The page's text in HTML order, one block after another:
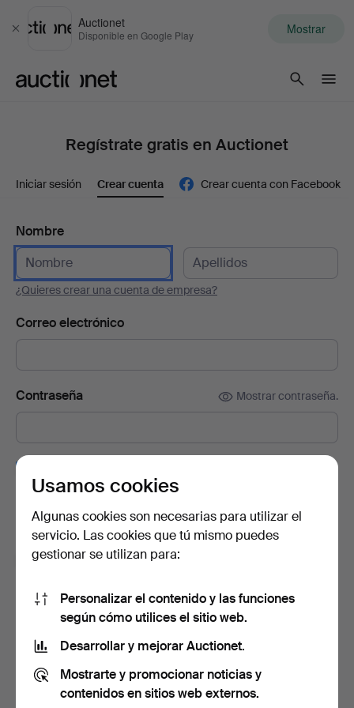
Cerrar
Auctionet
Disponible en Google Play Mostrar
Regístrate gratis en Auctionet
Iniciar sesión Crear cuenta Crear cuenta con Facebook
Nombre
¿Quieres crear una cuenta de empresa?
Correo electrónico
Contraseña Mostrar contraseña.
En ella encontrarás consejos de nuestros expertos, lotes
seleccionados e inspiración. Y si cambias de opinión, puedes
darte de baja muy fácilmente.
Soy mayor de 18 años y acepto los
de privacidad.
Crear cuenta
Usamos cookies
Algunas cookies son necesarias para utilizar el
servicio. Las cookies que tú mismo puedes
gestionar se utilizan para:
Personalizar el contenido y las funciones
según cómo utilices el sitio web.
Desarrollar y mejorar Auctionet.
Mostrarte y promocionar noticias y
contenidos en sitios web externos.